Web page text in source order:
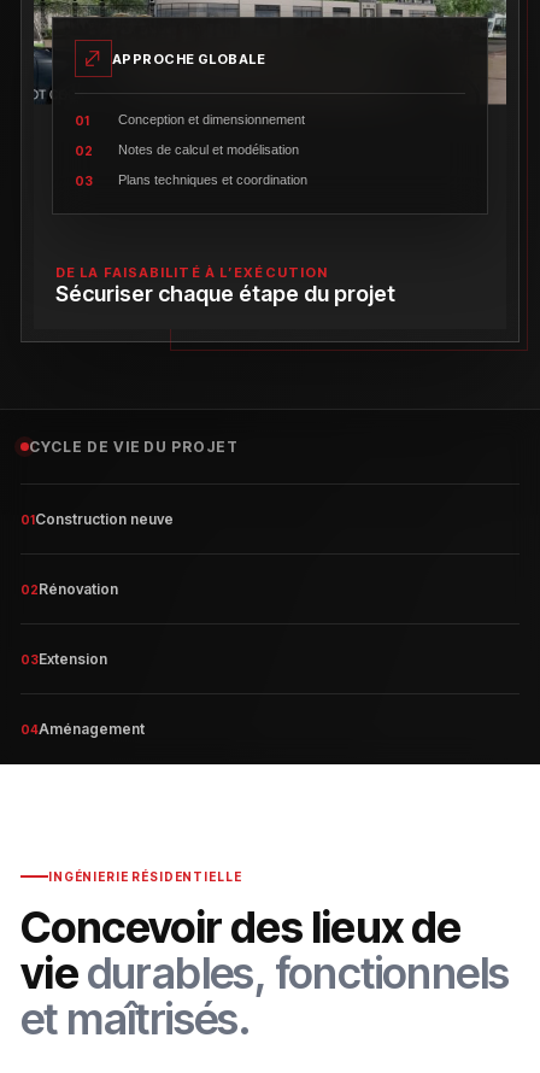
APPROCHE GLOBALE
01 Conception et dimensionnement
02 Notes de calcul et modélisation
03 Plans techniques et coordination
DE LA FAISABILITÉ À L’EXÉCUTION
Sécuriser chaque étape du projet
CYCLE DE VIE DU PROJET
01Construction neuve
02Rénovation
03Extension
04Aménagement
INGÉNIERIE RÉSIDENTIELLE
Concevoir des lieux de
viedurables, fonctionnels
et maîtrisés.